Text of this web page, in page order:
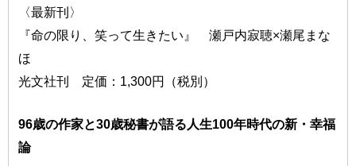
〈最新刊〉
『命の限り、笑って生きたい』 瀬戸内寂聴×瀬尾まな
ほ
光文社刊 定価：1,300円（税別）
96歳の作家と30歳秘書が語る人生100年時代の新・幸福
論